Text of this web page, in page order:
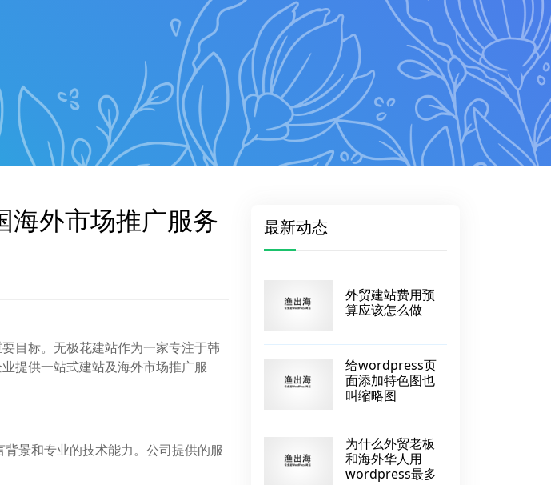
海外市场推广服务
目标。无极花建站作为一家专注于韩
提供一站式建站及海外市场推广服
景和专业的技术能力。公司提供的服
最新动态
外贸建站费用预
算应该怎么做
给wordpress页
面添加特色图也
叫缩略图
为什么外贸老板
和海外华人用
wordpress最多